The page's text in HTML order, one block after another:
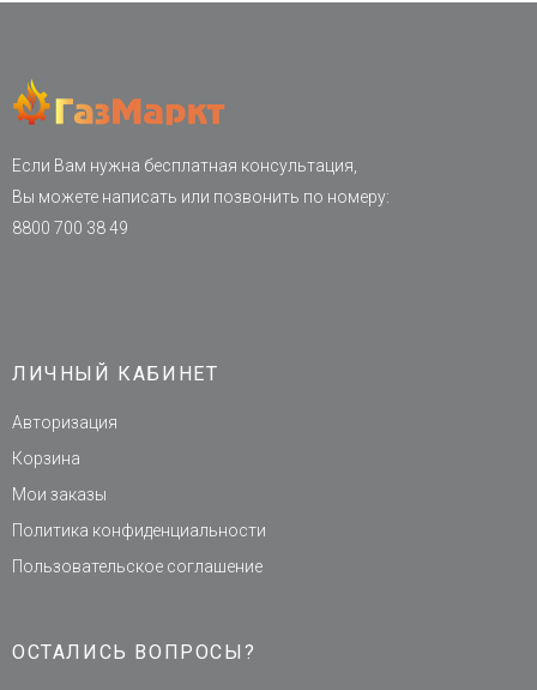
Если Вам нужна бесплатная консультация,
Вы можете написать или позвонить по номеру:
8800 700 38 49
ЛИЧНЫЙ КАБИНЕТ
Авторизация
Корзина
Мои заказы
Политика конфиденциальности
Пользовательское соглашение
ОСТАЛИСЬ ВОПРОСЫ?